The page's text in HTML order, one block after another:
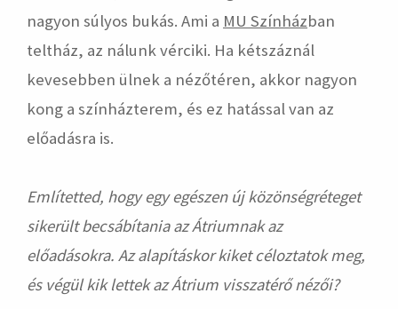
nagyon súlyos bukás. Ami a MU Színházban
teltház, az nálunk vérciki. Ha kétszáznál
kevesebben ülnek a nézőtéren, akkor nagyon
kong a színházterem, és ez hatással van az
előadásra is.
Említetted, hogy egy egészen új közönségréteget
sikerült becsábítania az Átriumnak az
előadásokra. Az alapításkor kiket céloztatok meg,
és végül kik lettek az Átrium visszatérő nézői?